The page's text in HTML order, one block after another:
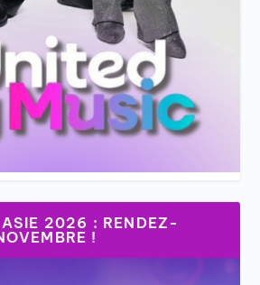
ASIE 2026 : RENDEZ-
!